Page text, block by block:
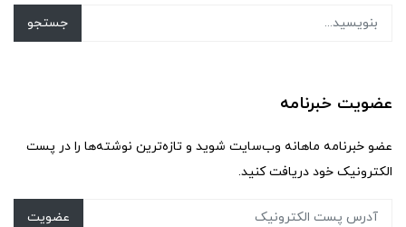
جستجو
عضویت خبرنامه
عضو خبرنامه ماهانه وب‌سایت شوید و تازه‌ترین نوشته‌ها را در پست
الکترونیک خود دریافت کنید.
عضویت